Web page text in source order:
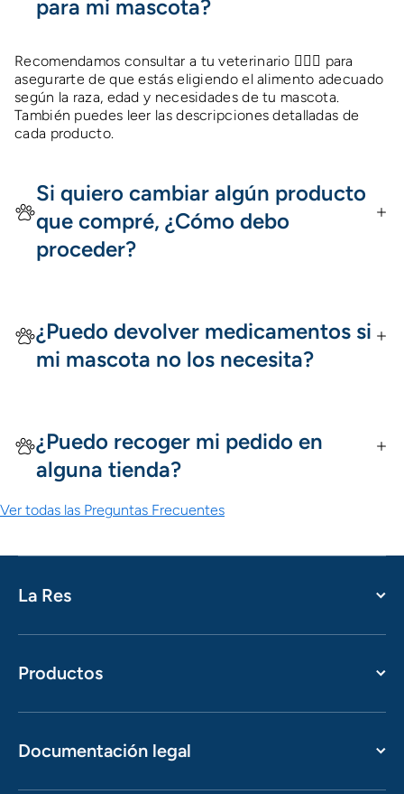
para mi mascota?
Recomendamos consultar a tu veterinario 👩🏻‍⚕️ para
asegurarte de que estás eligiendo el alimento adecuado
según la raza, edad y necesidades de tu mascota.
También puedes leer las descripciones detalladas de
cada producto.
Si quiero cambiar algún producto
que compré, ¿Cómo debo
proceder?
¿Puedo devolver medicamentos si
mi mascota no los necesita?
¿Puedo recoger mi pedido en
alguna tienda?
Ver todas las Preguntas Frecuentes
La Res
Productos
Documentación legal